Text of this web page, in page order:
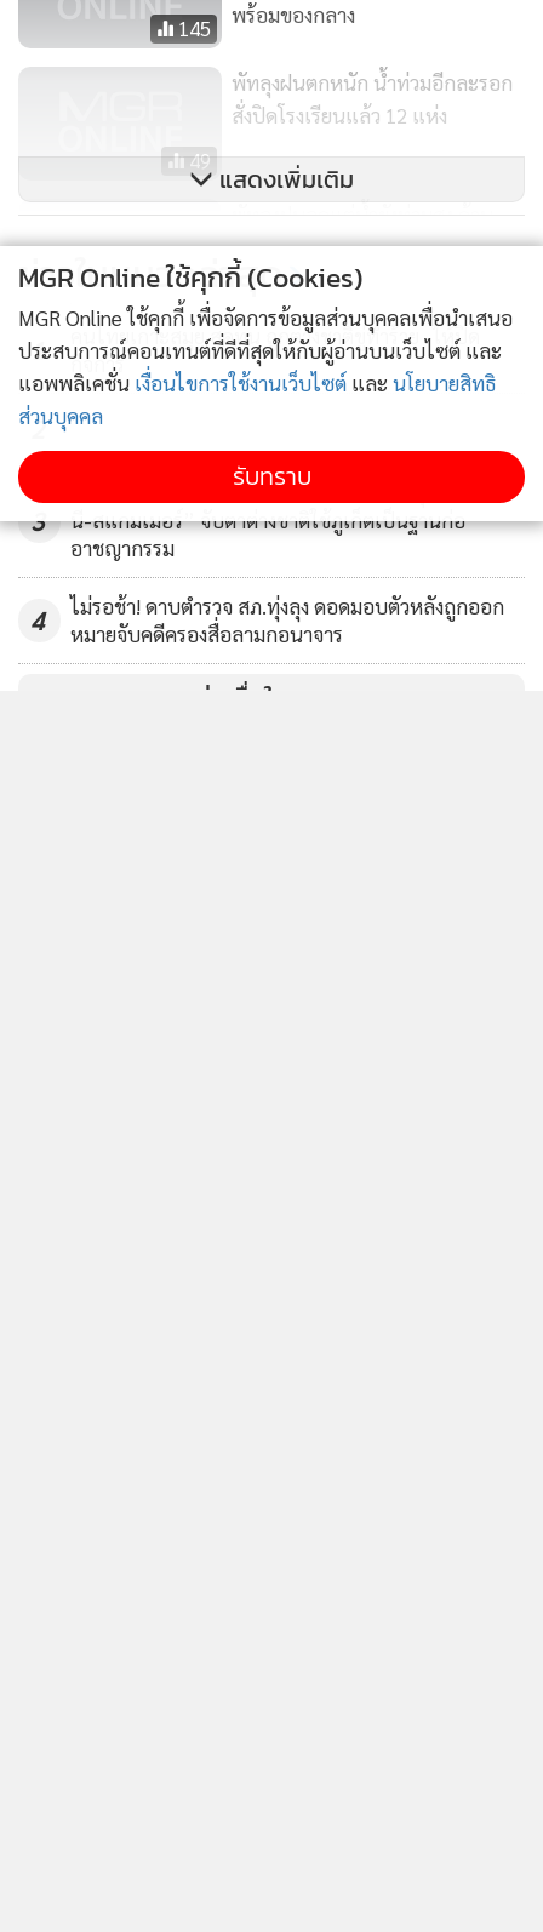
145
พร้อมของกลาง
49
พัทลุงฝนตกหนัก น้ำท่วมอีกละรอก
สั่งปิดโรงเรียนแล้ว 12 แห่ง
123
พัทลุงฝนลดแต่น้ำยังท่วมสูง ด้าน
ทหารนำเรือท้องแบนลงพื้นที่ช่วย
เหลือผู้ประสบภัย
แสดงเพิ่มเติม
ข่าวในหมวดล่าสุด
1
คนไทยเกาะสมุย สุดทน ถูกต่างชาติขู่ทำร้าย -ให้ปิด
กิจการ
2
3
“ชัยชนะ” กมธ.ตำรวจ กับชับตำรวจภาค 8 คุมเข้มนอมิ
นี-สแกมเมอร์” จับตาต่างชาติใช้ภูเก็ตเป็นฐานก่อ
อาชญากรรม
4
ไม่รอช้า! ดาบตำรวจ สภ.ทุ่งลุง ดอดมอบตัวหลังถูกออก
หมายจับคดีครองสื่อลามกอนาจาร
ข่าวอื่นในหมวด
MGR Online ใช้คุกกี้ (Cookies)
MGR Online ใช้คุกกี้ เพื่อจัดการข้อมูลส่วนบุคคลเพื่อนำเสนอ
ประสบการณ์คอนเทนต์ที่ดีที่สุดให้กับผู้อ่านบนเว็บไซต์ และ
แอพพลิเคชั่น เงื่อนไขการใช้งานเว็บไซต์ และ นโยบายสิทธิ
ส่วนบุคคล
รับทราบ